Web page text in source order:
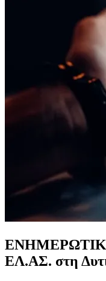
ΕΛ.ΑΣ. στη